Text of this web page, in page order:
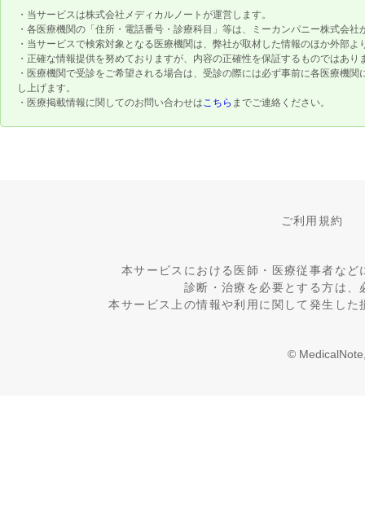
・当サービスは株式会社メディカルノートが運営します。
・各医療機関の「住所・電話番号・診療科目」等は、ミーカンパニー株式会
・当サービスで検索対象となる医療機関は、弊社が取材した情報のほか外部
・正確な情報提供を努めておりますが、内容の正確性を保証するものではあり
・医療機関で受診をご希望される場合は、受診の際には必ず事前に各医療機
し上げます。
・医療掲載情報に関してのお問い合わせはこちら までご連絡ください。
ご利用規約
本サービスにおける医師・医療従事者な
診断・治療を必要とする方は
本サービス上の情報や利用に関して発生し
©